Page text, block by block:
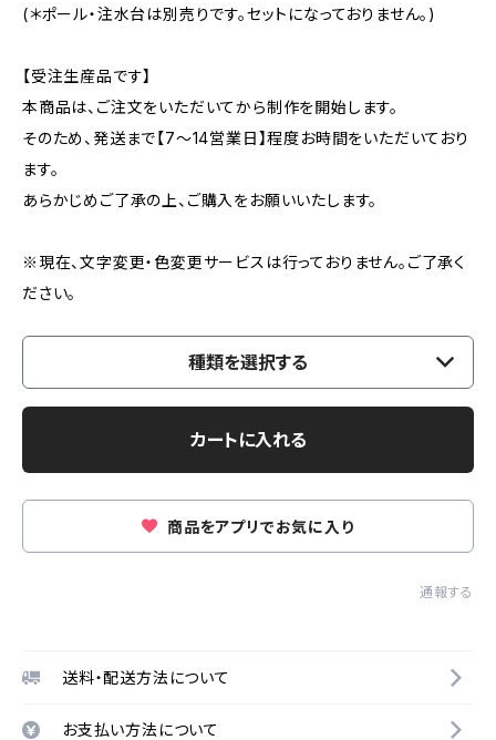
(＊ポール・注水台は別売りです。セットになっておりません。)
【受注生産品です】
本商品は、ご注文をいただいてから制作を開始します。
そのため、発送まで【7〜14営業日】程度お時間をいただいており
ます。
あらかじめご了承の上、ご購入をお願いいたします。
※現在、文字変更・色変更サービスは行っておりません。ご了承く
ださい。
種類を選択する
カートに入れる
商品をアプリでお気に入り
通報する
送料・配送方法について
お支払い方法について